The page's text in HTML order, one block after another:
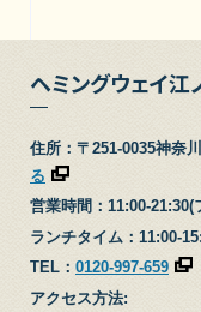
ヘミングウェイ江
住所：〒251-0035神奈
る
営業時間：11:00-
ランチタイム：11:00-
TEL： 0120-997-659
アクセス方法: